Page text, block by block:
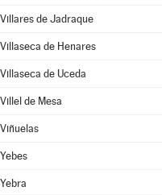
Villares de Jadraque
Villaseca de Henares
Villaseca de Uceda
Villel de Mesa
Viñuelas
Yebes
Yebra